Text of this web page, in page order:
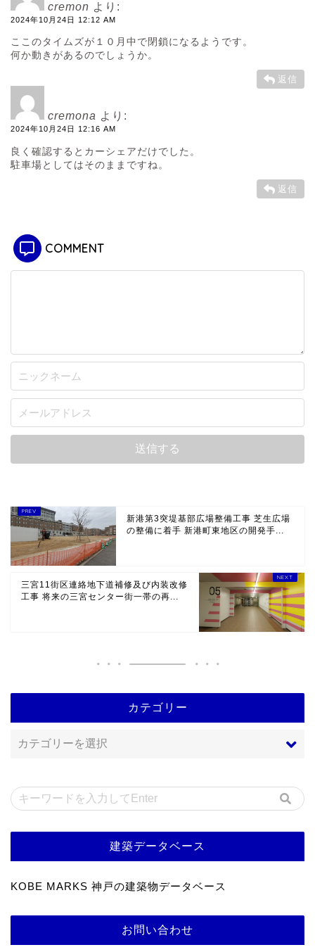
cremon より:
2024年10月24日 12:12 AM
ここのタイムズが１０月中で閉鎖になるようです。
何か動きがあるのでしょうか。
返信
cremona より:
2024年10月24日 12:16 AM
良く確認するとカーシェアだけでした。
駐車場としてはそのままですね。
返信
COMMENT
新港第3突堤基部広場整備工事 芝生広場
の整備に着手 新港町東地区の開発手...
三宮11街区連絡地下道補修及び内装改修
工事 将来の三宮センター街一帯の再...
カテゴリー
建築データベース
KOBE MARKS 神戸の建築物データベース
お問い合わせ